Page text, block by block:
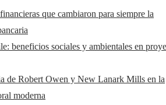
que cambiaron para siempre la
beneficios sociales y ambientales en
de Robert Owen y New Lanark Mills en la
moderna